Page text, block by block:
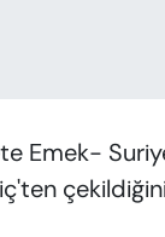
Emek-
çekildiğini